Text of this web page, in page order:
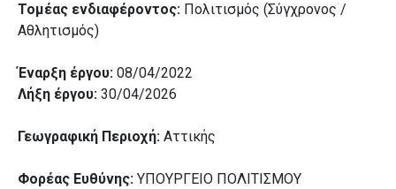
Τομέας ενδιαφέροντος: Πολιτισμός (Σύγχρονος /
Αθλητισμός)
Έναρξη έργου: 08/04/2022
Λήξη έργου: 30/04/2026
Γεωγραφική Περιοχή: Αττικής
Φορέας Ευθύνης: ΥΠΟΥΡΓΕΙΟ ΠΟΛΙΤΙΣΜΟΥ